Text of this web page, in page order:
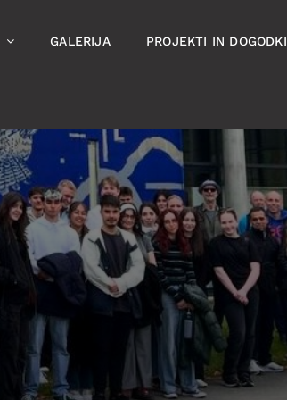
GALERIJA PROJEKTI IN DOGODKI